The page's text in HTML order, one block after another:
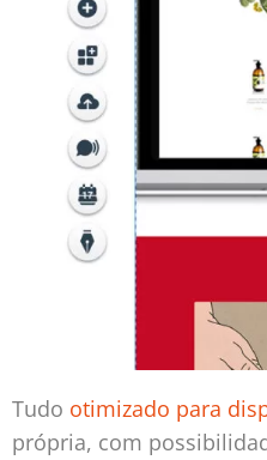
Tudo otimizado para
própria, com